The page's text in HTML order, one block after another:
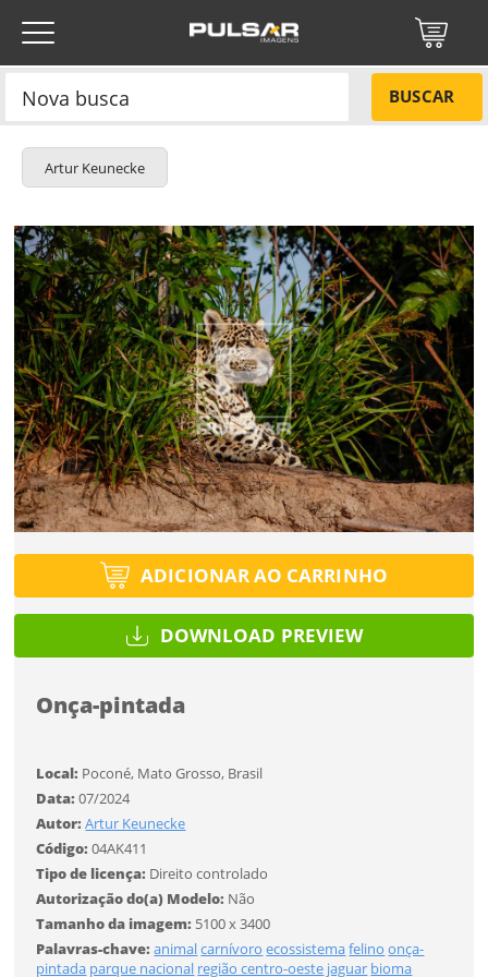
BUSCAR
Artur Keunecke
ADICIONAR AO CARRINHO
DOWNLOAD PREVIEW
Onça-pintada
Local: Poconé, Mato Grosso, Brasil
Data:07/2024
Autor:Artur Keunecke
Código:04AK411
Tipo de licença: Direito controlado
Autorização do(a) Modelo: Não
Tamanho da imagem: 5100 x 3400
Palavras-chave:animalcarnívoro ecossistemafelino onça-
pintada parque nacional região centro-oeste jaguar bioma
Título do projeto
Tipo de projeto
Selecione
Utilização
Tamanho
Códigos
Título do projeto
Tipo de projeto
Utilização
Formato
Tamanho
Esqueci a senha
ENTRAR
ENTRAR
ENVIAR
Protegido por reCAPTCHA —Privacidade· Termos
Desejo receber novidades sobre a Pulsar Imagens
Li e concordo com os
NÃO
SIM
Título do projeto
Tipo de projeto
Selecione
Utilização
Tamanho
Tamanho PR$ 57,00
Tamanho MR$ 114,00
Tamanho GR$ 171,00